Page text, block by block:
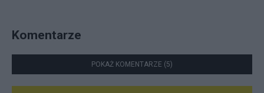
Komentarze
POKAŻ KOMENTARZE (5)